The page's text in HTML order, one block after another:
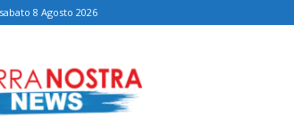
sabato 8 Agosto 2026